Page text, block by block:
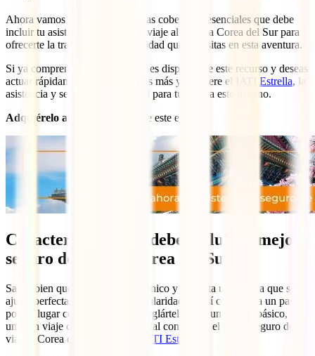
Ahora vamos a adentrarnos en las coberturas esenciales que debe
incluir tu asistencia y seguro de viaje al viajar a Corea del Sur para
ofrecerte la tranquilidad y seguridad que necesitas en esta aventura.
Si ya comprendes lo crucial que es disponer de este recurso y deseas
actuar rápidamente, no lo pienses más y adquiere el
IATI Estrella, la
asistencia y seguro de viaje ideal para tu viaje a este destino.
Adquiérelo ahora mismo
desde este enlace:
Características que debe incluir el mejor
seguro de viaje a Corea del Sur
Sabes bien que cada destino es único y necesita una póliza que se
ajuste perfectamente a sus particularidades. Así como para un paseo
por un lugar cercano podrías arreglártelas con un seguro básico, en
un gran viaje como este es esencial contar con el mejor seguro de
viaje a Corea del Sur, como el
IATI Estrella